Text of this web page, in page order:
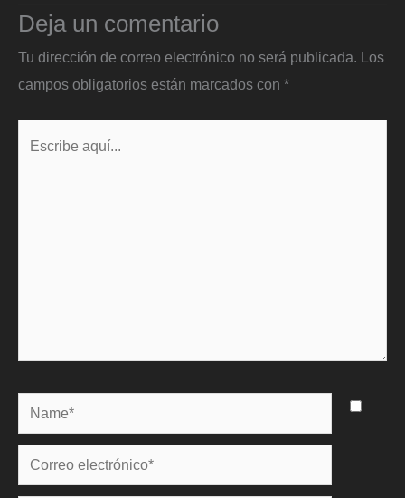
Deja un comentario
Tu dirección de correo electrónico no será publicada. Los
campos obligatorios están marcados con *
Name*
Correo
electrónico*